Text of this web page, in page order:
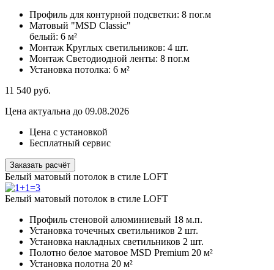
Профиль для контурной подсветки: 8 пог.м
Матовый "MSD Classic"
белый: 6 м²
Монтаж Круглых светильников: 4 шт.
Монтаж Светодиодной ленты: 8 пог.м
Установка потолка: 6 м²
11 540 руб.
Цена актуальна до 09.08.2026
Цена с установкой
Бесплатный сервис
Заказать расчёт
Белый матовый потолок в стиле LOFT
Белый матовый потолок в стиле LOFT
Профиль стеновой алюминиевый 18 м.п.
Установка точечных светильников 2 шт.
Установка накладных светильников 2 шт.
Полотно белое матовое MSD Premium 20 м²
Установка полотна 20 м²